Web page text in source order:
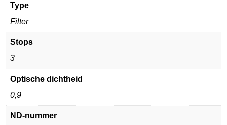
Type
Filter
Stops
3
Optische dichtheid
0,9
ND-nummer